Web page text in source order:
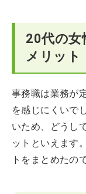
20代の女
メリット
事務職は業務が
を感じにくいで
いため、どうし
ットといえます
トをまとめたの